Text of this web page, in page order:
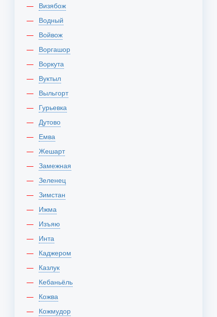
Визябож
Водный
Войвож
Воргашор
Воркута
Вуктыл
Выльгорт
Гурьевка
Дутово
Емва
Жешарт
Замежная
Зеленец
Зимстан
Ижма
Изъяю
Инта
Каджером
Казлук
Кебаньёль
Кожва
Кожмудор